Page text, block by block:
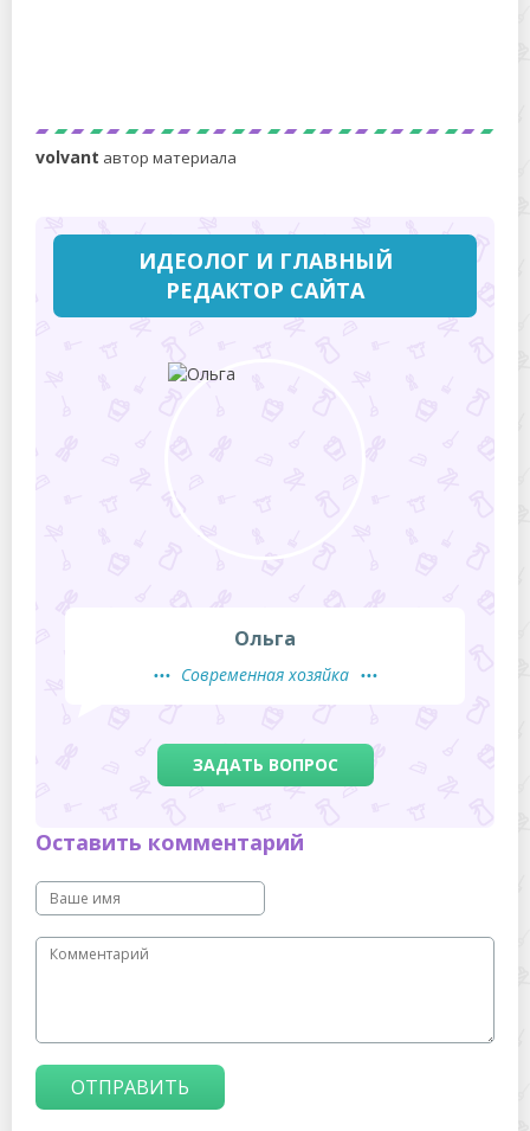
volvant автор материала
ИДЕОЛОГ И ГЛАВНЫЙ
РЕДАКТОР САЙТА
Ольга
Современная хозяйка
ЗАДАТЬ ВОПРОС
Оставить комментарий
ОТПРАВИТЬ